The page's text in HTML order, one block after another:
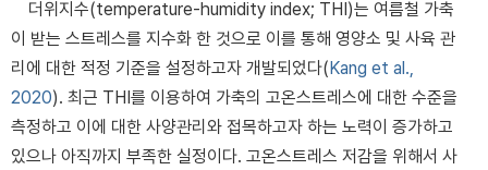
더위지수(temperature-humidity index; THI)는 여름철 가축
이 받는 스트레스를 지수화 한 것으로 이를 통해 영양소 및 사육 관
리에 대한 적정 기준을 설정하고자 개발되었다(Kang et al.,
2020). 최근 THI를 이용하여 가축의 고온스트레스에 대한 수준을
측정하고 이에 대한 사양관리와 접목하고자 하는 노력이 증가하고
있으나 아직까지 부족한 실정이다. 고온스트레스 저감을 위해서 사